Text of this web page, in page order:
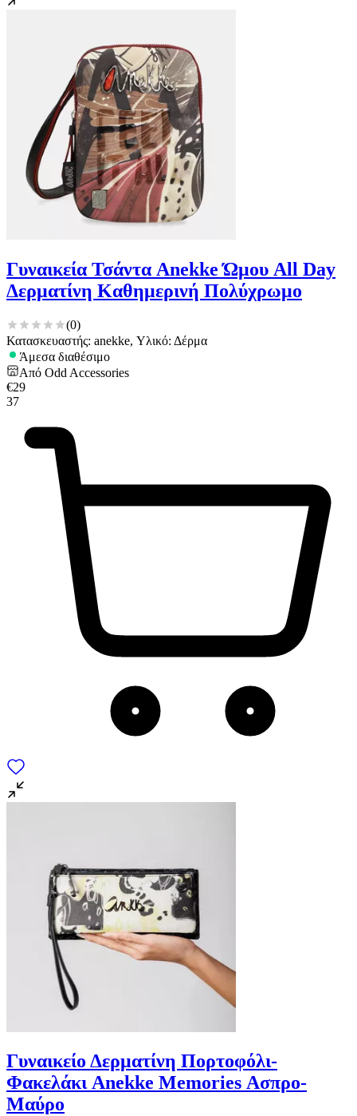
Γυναικεία Τσάντα Anekke Ώμου All Day
Δερματίνη Καθημερινή Πολύχρωμο
(0)
Κατασκευαστής: anekke, Υλικό: Δέρμα
Άμεσα διαθέσιμο
Από Odd Accessories
€29
37
Γυναικείο Δερματίνη Πορτοφόλι-
Φακελάκι Anekke Memories Ασπρο-
Μαύρο